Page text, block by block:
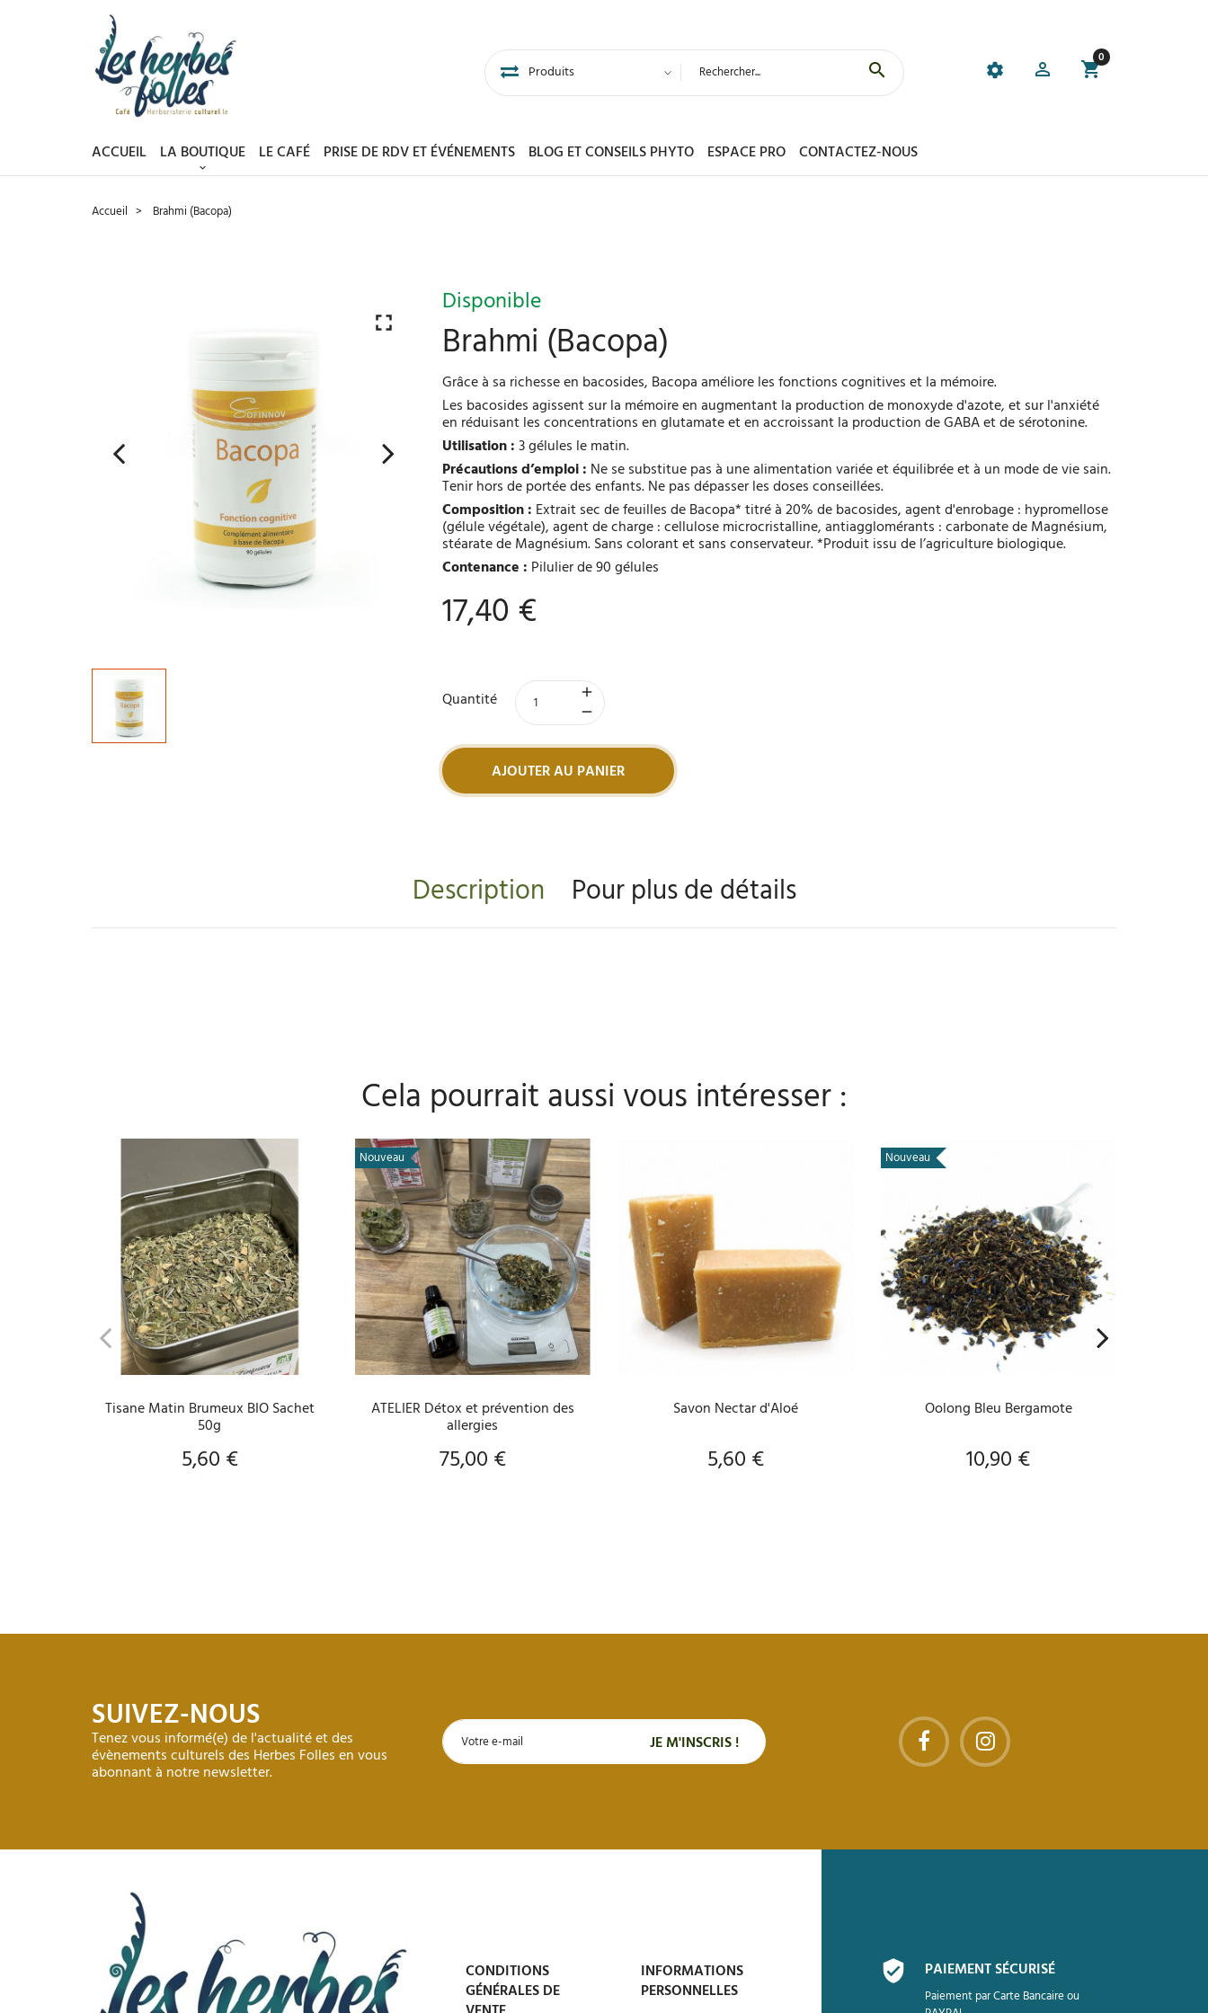
0
ACCUEIL LA BOUTIQUE LE CAFÉ PRISE DE RDV ET ÉVÉNEMENTS BLOG ET CONSEILS PHYTO ESPACE PRO CONTACTEZ-NOUS
Accueil Brahmi (Bacopa)
Disponible
Brahmi (Bacopa)
Grâce à sa richesse en bacosides, Bacopa améliore les fonctions cognitives et la mémoire.
Les bacosides agissent sur la mémoire en augmentant la production de monoxyde d'azote, et sur l'anxiété
en réduisant les concentrations en glutamate et en accroissant la production de GABA et de sérotonine.
Utilisation :3 gélules le matin.
Précautions d’emploi : Ne se substitue pas à une alimentation variée et équilibrée et à un mode de vie sain.
Tenir hors de portée des enfants. Ne pas dépasser les doses conseillées.
Composition : Extrait sec de feuilles de Bacopa* titré à 20% de bacosides, agent d'enrobage : hypromellose
(gélule végétale), agent de charge : cellulose microcristalline, antiagglomérants : carbonate de Magnésium,
stéarate de Magnésium. Sans colorant et sans conservateur. *Produit issu de l’agriculture biologique.
Contenance : Pilulier de 90 gélules
17,40 €
Quantité
AJOUTER AU PANIER
Description Pour plus de détails
Cela pourrait aussi vous intéresser :
AJOUTER AU PANIER
Tisane Matin Brumeux BIO Sachet
50g
Prix
5,60 €
Nouveau
AJOUTER AU PANIER
ATELIER Détox et prévention des
allergies
Prix
75,00 €
AJOUTER AU PANIER
Savon Nectar d'Aloé
Prix
5,60 €
Nouveau
AJOUTER AU PANIER
Oolong Bleu Bergamote
Prix
10,90 €
SUIVEZ-NOUS
Tenez vous informé(e) de l'actualité et des
évènements culturels des Herbes Folles en vous
abonnant à notre newsletter.
CONDITIONS
GÉNÉRALES DE
INFORMATIONS
PERSONNELLES
PAIEMENT SÉCURISÉ
Paiement par Carte Bancaire ou